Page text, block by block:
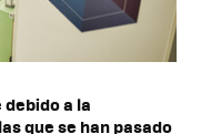
a la
que se han pasado